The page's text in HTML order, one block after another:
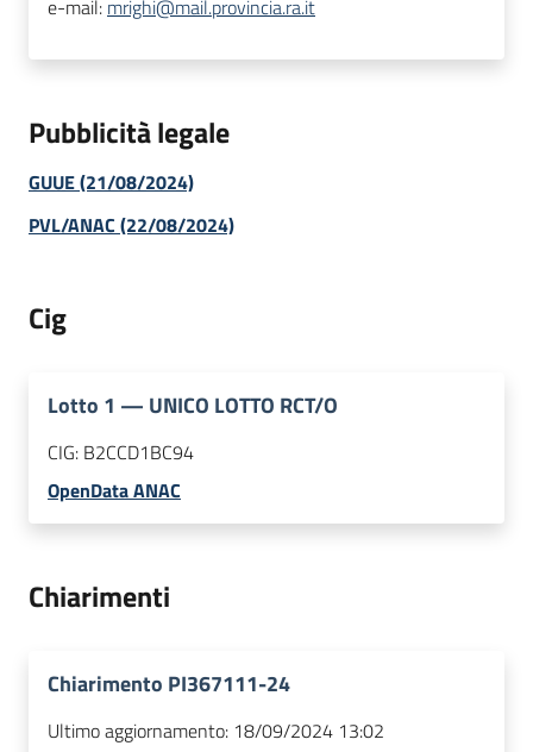
e-mail: mrighi@mail.provincia.ra.it
Pubblicità legale
GUUE (21/08/2024)
PVL/ANAC (22/08/2024)
Cig
Lotto 1 — UNICO LOTTO RCT/O
CIG: B2CCD1BC94
OpenData ANAC
Chiarimenti
Chiarimento PI367111-24
Ultimo aggiornamento: 18/09/2024 13:02